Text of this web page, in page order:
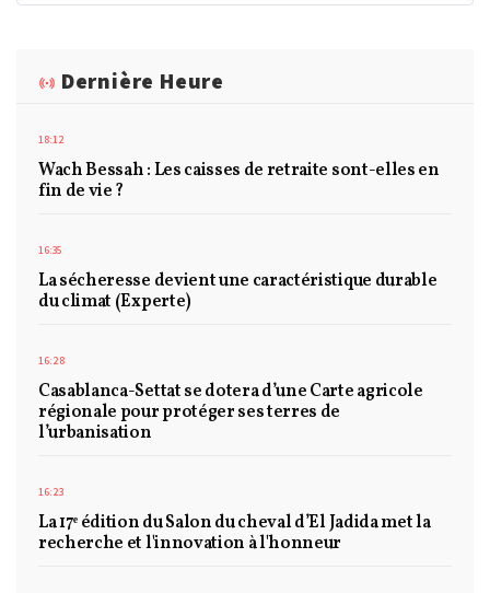
Dernière Heure
18:12
Wach Bessah : Les caisses de retraite sont-elles en
fin de vie ?
16:35
La sécheresse devient une caractéristique durable
du climat (Experte)
16:28
Casablanca-Settat se dotera d’une Carte agricole
régionale pour protéger ses terres de
l’urbanisation
16:23
La 17ᵉ édition du Salon du cheval d’El Jadida met la
recherche et l'innovation à l'honneur